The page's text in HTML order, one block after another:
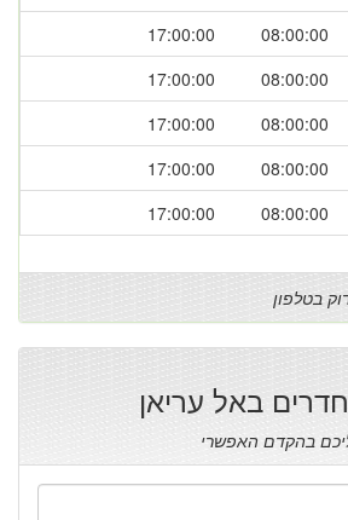
08:00:00
17:00:00
08:00:00
17:00:00
08:00:00
17:00:00
08:00:00
17:00:00
08:00:00
17:00:00
בטלפון
באל עריאן
בהקדם האפשרי